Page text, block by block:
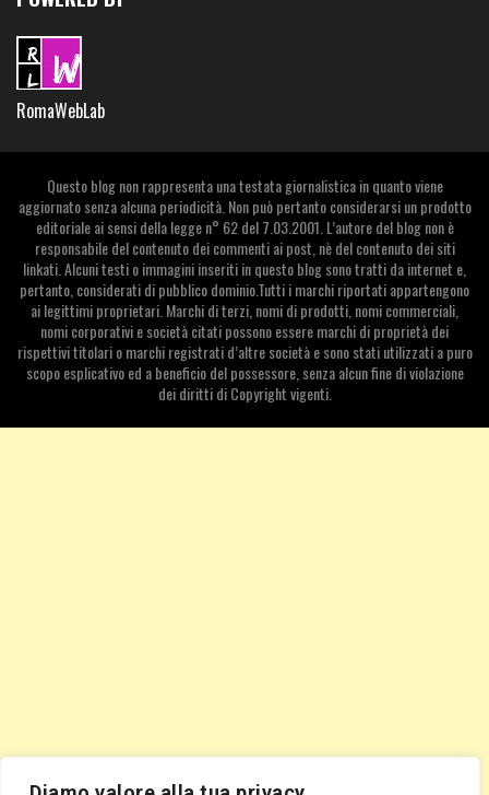
RomaWebLab
Questo blog non rappresenta una testata giornalistica in quanto viene
aggiornato senza alcuna periodicità. Non può pertanto considerarsi un prodotto
editoriale ai sensi della legge n° 62 del 7.03.2001. L’autore del blog non è
responsabile del contenuto dei commenti ai post, nè del contenuto dei siti
linkati. Alcuni testi o immagini inseriti in questo blog sono tratti da internet e,
pertanto, considerati di pubblico dominio.Tutti i marchi riportati appartengono
ai legittimi proprietari. Marchi di terzi, nomi di prodotti, nomi commerciali,
nomi corporativi e società citati possono essere marchi di proprietà dei
rispettivi titolari o marchi registrati d’altre società e sono stati utilizzati a puro
scopo esplicativo ed a beneficio del possessore, senza alcun fine di violazione
dei diritti di Copyright vigenti.